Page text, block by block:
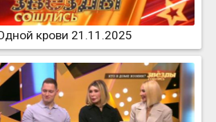
крови 21.11.2025